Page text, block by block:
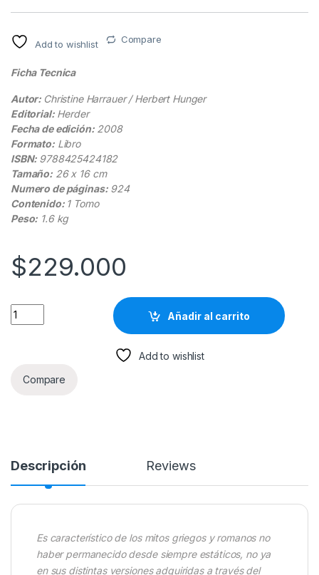
Add to wishlist Compare
Ficha Tecnica
Autor: Christine Harrauer / Herbert Hunger
Editorial:Herder
Fecha de edición:2008
Formato:Libro
ISBN: 9788425424182
Tamaño: 26 x 16 cm
Numero de páginas:924
Contenido: 1 Tomo
Peso: 1.6 kg
$229.000
Diccionario De Mitología Griega Y Romana quantity
Añadir al carrito
Add to wishlist
Compare
Descripción Reviews
Es característico de los mitos griegos y romanos no
haber permanecido desde siempre estáticos, no ya
en sus distintas versiones adquiridas a través del